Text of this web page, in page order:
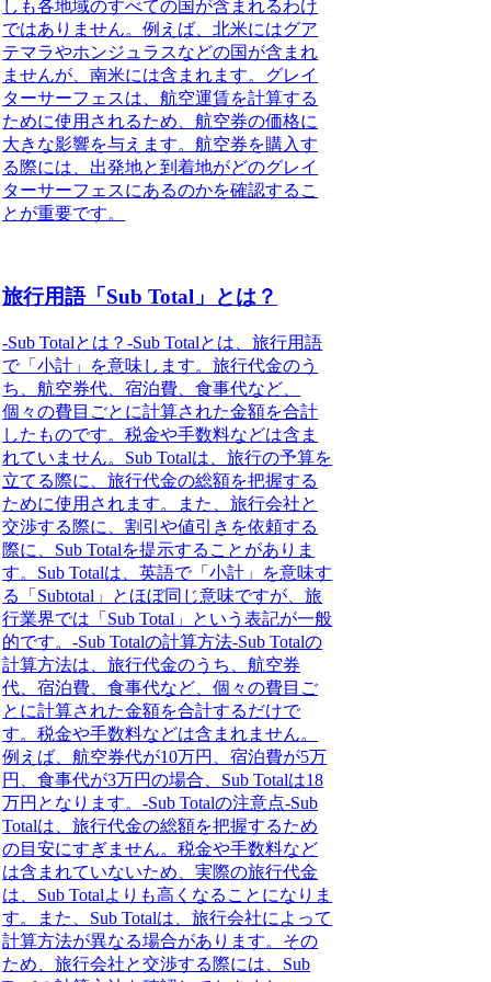
しも各地域のすべての国が含まれるわけ
ではありません。例えば、北米にはグア
テマラやホンジュラスなどの国が含まれ
ませんが、南米には含まれます。グレイ
ターサーフェスは、航空運賃を計算する
ために使用されるため、航空券の価格に
大きな影響を与えます。航空券を購入す
る際には、出発地と到着地がどのグレイ
ターサーフェスにあるのかを確認するこ
とが重要です。
旅行用語「Sub Total」とは？
-Sub Totalとは？-Sub Totalとは、旅行用語
で「小計」を意味します。旅行代金のう
ち、航空券代、宿泊費、食事代など、
個々の費目ごとに計算された金額を合計
したものです。税金や手数料などは含ま
れていません。Sub Totalは、旅行の予算を
立てる際に、旅行代金の総額を把握する
ために使用されます。また、旅行会社と
交渉する際に、割引や値引きを依頼する
際に、Sub Totalを提示することがありま
す。Sub Totalは、英語で「小計」を意味す
る「Subtotal」とほぼ同じ意味ですが、旅
行業界では「Sub Total」という表記が一般
的です。-Sub Totalの計算方法-Sub Totalの
計算方法は、旅行代金のうち、航空券
代、宿泊費、食事代など、個々の費目ご
とに計算された金額を合計するだけで
す。税金や手数料などは含まれません。
例えば、航空券代が10万円、宿泊費が5万
円、食事代が3万円の場合、Sub Totalは18
万円となります。-Sub Totalの注意点-Sub
Totalは、旅行代金の総額を把握するため
の目安にすぎません。税金や手数料など
は含まれていないため、実際の旅行代金
は、Sub Totalよりも高くなることになりま
す。また、Sub Totalは、旅行会社によって
計算方法が異なる場合があります。その
ため、旅行会社と交渉する際には、Sub